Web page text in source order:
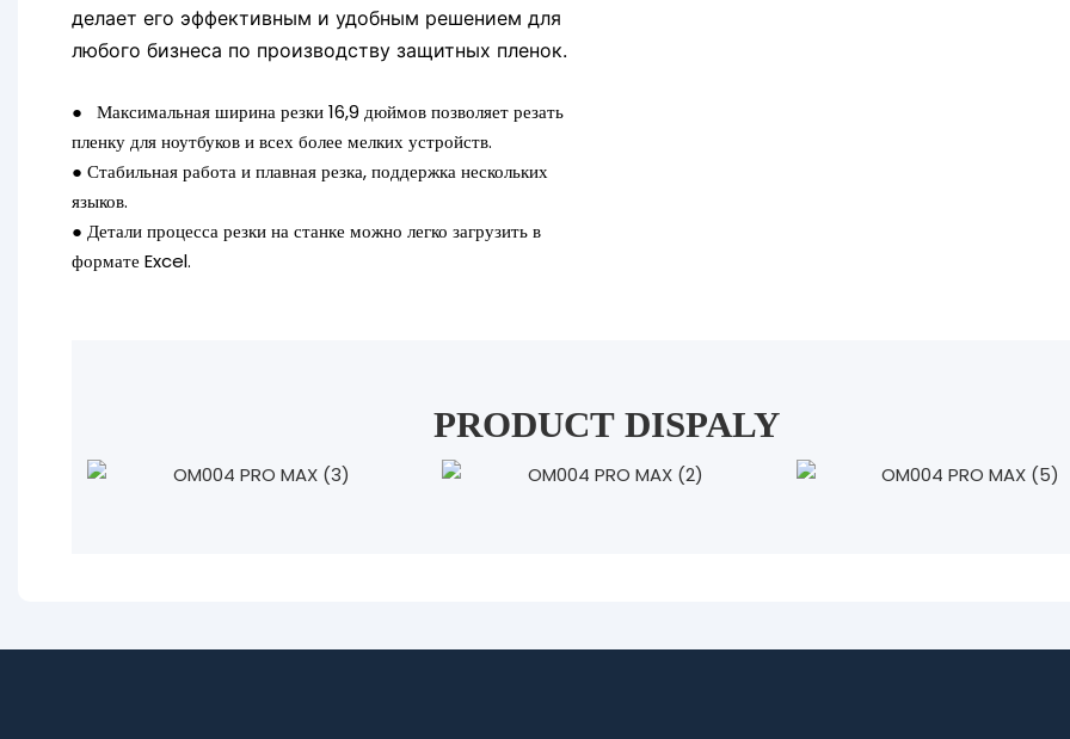
делает его эффективным и удобным решением для
любого бизнеса по производству защитных пленок.
●
Максимальная ширина резки 16,9 дюймов позволяет резать
пленку для ноутбуков и всех более мелких устройств.
● Стабильная работа и плавная резка, поддержка нескольких
языков.
● Детали процесса резки на станке можно легко загрузить в
формате Excel.
PRODUCT DISPALY